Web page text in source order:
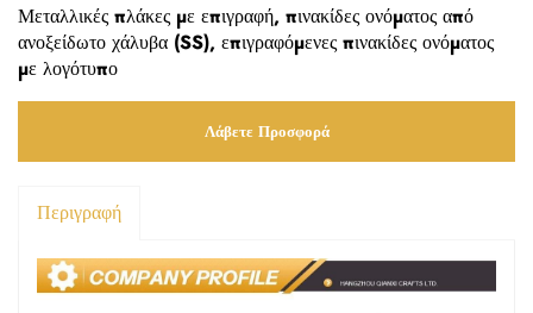
Μεταλλικές πλάκες με επιγραφή, πινακίδες ονόματος από
ανοξείδωτο χάλυβα (SS), επιγραφόμενες πινακίδες ονόματος
με λογότυπο
Λάβετε Προσφορά
Περιγραφή